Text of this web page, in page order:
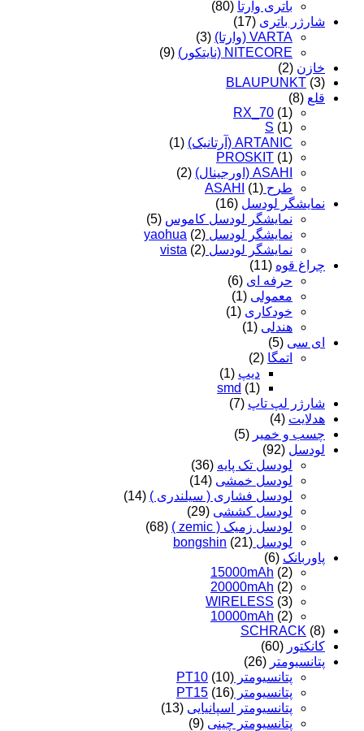
باتری وارتا (80)
شارژر باتری (17)
VARTA (وارتا)
(3)
NITECORE (نایتکور)
(9)
خازن (2)
BLAUPUNKT (3)
قلع (8)
RX_70 (1)
S (1)
ARTANIC (آرتانیک)
(1)
PROSKIT (1)
ASAHI (اورجینال)
(2)
طرح ASAHI (1)
نمایشگر لودسل (16)
نمایشگر لودسل کاموس (5)
نمایشگر لودسل yaohua (2)
نمایشگر لودسل vista (2)
چراغ قوه (11)
حرفه ای (6)
معمولی (1)
خودکاری (1)
هندلی (1)
ای سی (5)
اتمگا (2)
دیپ (1)
smd (1)
شارژر لپ تاپ (7)
هدلایت (4)
چسب و خمیر (5)
لودسل (92)
لودسل تک پایه (36)
لودسل خمشی (14)
لودسل فشاری ( سیلندری ) (14)
لودسل کششی (29)
لودسل زمیک ( zemic )
(68)
لودسل bongshin (21)
پاوربانک (6)
15000mAh (2)
20000mAh (2)
WIRELESS (3)
10000mAh (2)
SCHRACK (8)
کانکتور (60)
پتانسیومتر (26)
پتانسیومتر PT10 (10)
پتانسیومتر PT15 (16)
پتانسیومتر اسپانیایی (13)
پتانسیومتر چینی (9)